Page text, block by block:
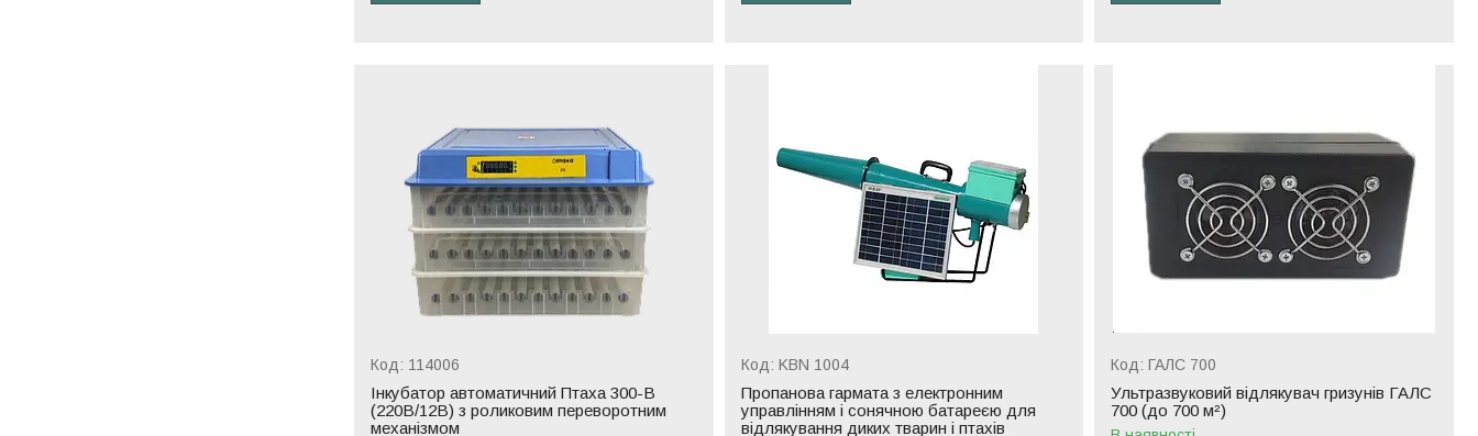
114006
Інкубатор автоматичний Птаха 300-В
(220В/12В) з роликовим переворотним
механізмом
KBN 1004
Пропанова гармата з електронним
управлінням і сонячною батареєю для
відлякування диких тварин і птахів
ГАЛС 700
Ультразвуковий відлякувач гризунів ГАЛС
700 (до 700 м²)